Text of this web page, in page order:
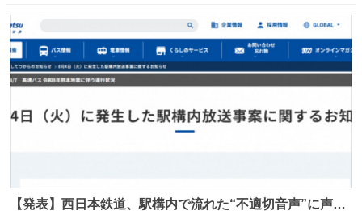
数
【発表】西日本鉄道、駅構内で流れた“不適切音声”に声明